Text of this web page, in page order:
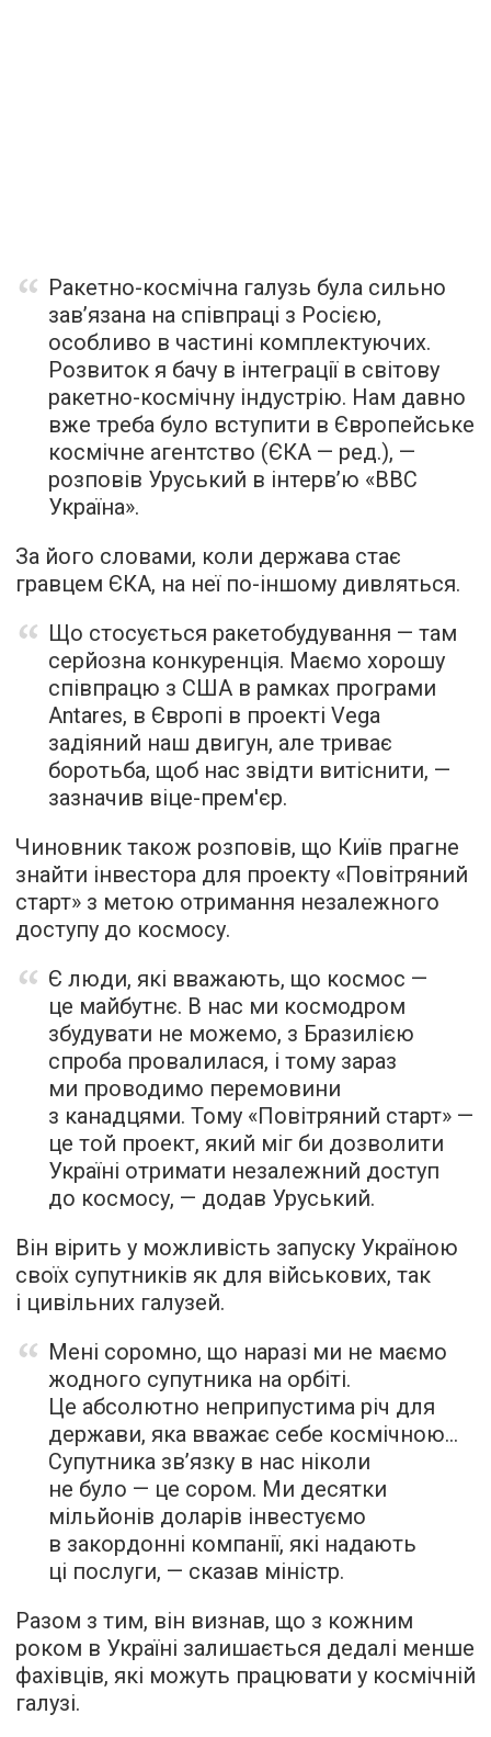
Ракетно-космічна галузь була сильно
зав’язана на співпраці з Росією,
особливо в частині комплектуючих.
Розвиток я бачу в інтеграції в світову
ракетно-космічну індустрію. Нам давно
вже треба було вступити в Європейське
космічне агентство (ЄКА — ред.), —
розповів Уруський в інтерв’ю «ВВС
Україна».
За його словами, коли держава стає
гравцем ЄКА, на неї по-іншому дивляться.
Що стосується ракетобудування — там
серйозна конкуренція. Маємо хорошу
співпрацю з США в рамках програми
Antares, в Європі в проекті Vega
задіяний наш двигун, але триває
боротьба, щоб нас звідти витіснити, —
зазначив віце-прем'єр.
Чиновник також розповів, що Київ прагне
знайти інвестора для проекту «Повітряний
старт» з метою отримання незалежного
доступу до космосу.
Є люди, які вважають, що космос —
це майбутнє. В нас ми космодром
збудувати не можемо, з Бразилією
спроба провалилася, і тому зараз
ми проводимо перемовини
з канадцями. Тому «Повітряний старт» —
це той проект, який міг би дозволити
Україні отримати незалежний доступ
до космосу, — додав Уруський.
Він вірить у можливість запуску Україною
своїх супутників як для військових, так
і цивільних галузей.
Мені соромно, що наразі ми не маємо
жодного супутника на орбіті.
Це абсолютно неприпустима річ для
держави, яка вважає себе космічною…
Супутника зв’язку в нас ніколи
не було — це сором. Ми десятки
мільйонів доларів інвестуємо
в закордонні компанії, які надають
ці послуги, — сказав міністр.
Разом з тим, він визнав, що з кожним
роком в Україні залишається дедалі менше
фахівців, які можуть працювати у космічній
галузі.